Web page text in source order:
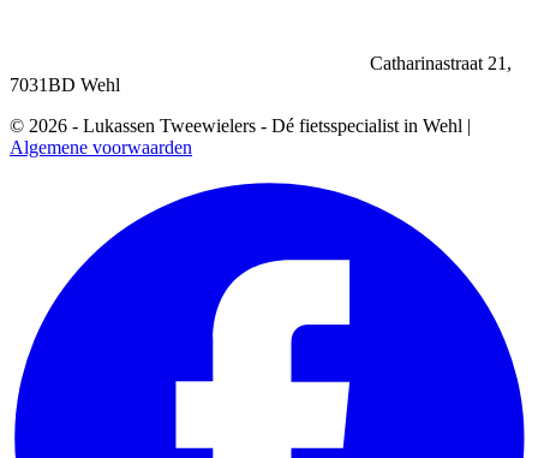
Catharinastraat 21,
7031BD Wehl
© 2026 - Lukassen Tweewielers - Dé fietsspecialist in Wehl |
Algemene voorwaarden